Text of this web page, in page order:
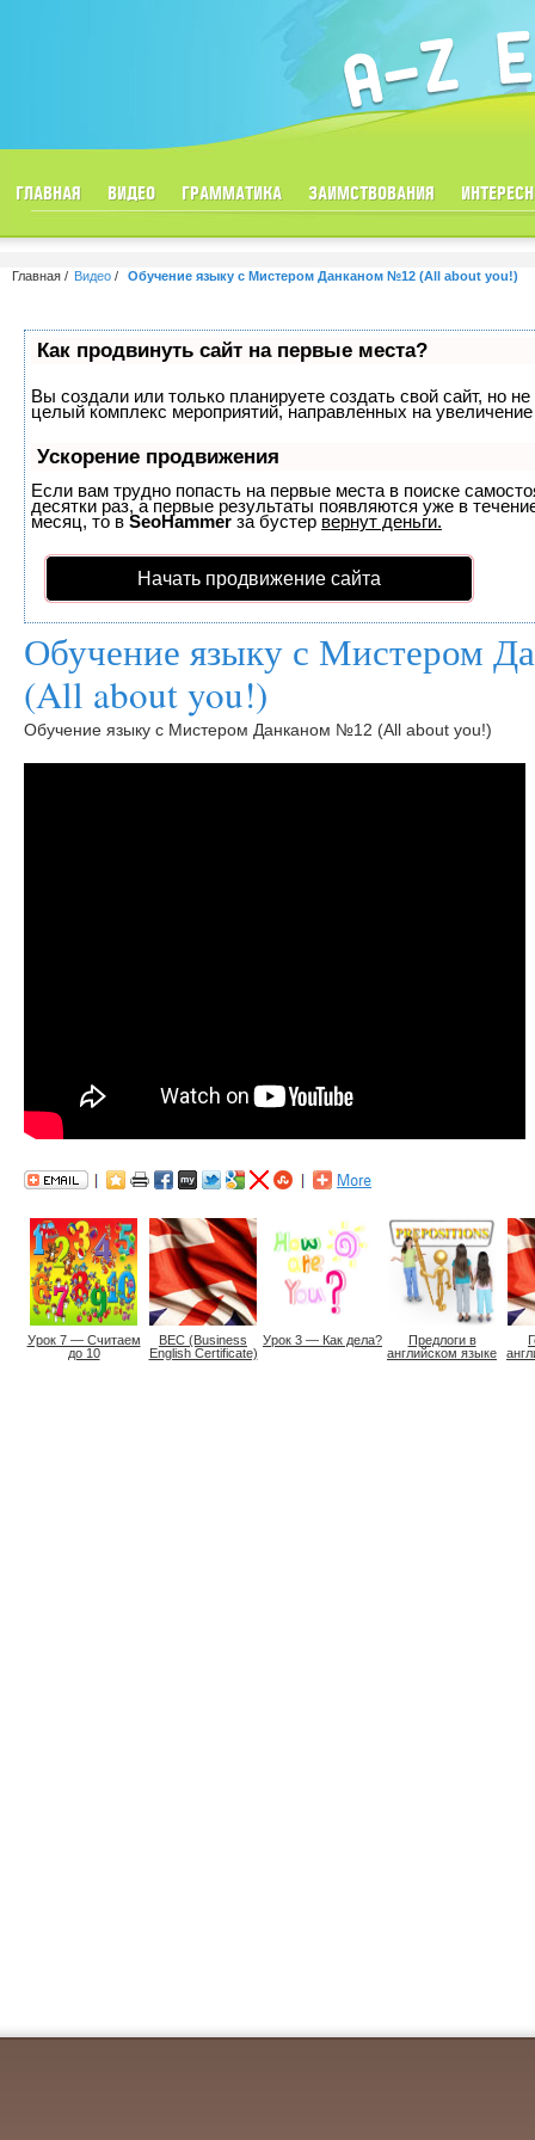
ГЛАВНАЯ ВИДЕО ГРАММАТИКА ЗАИМСТВОВАНИЯ
Главная Видео Обучение языку с Мистером Данканом №12 (All about you!)
Как продвинуть сайт на первые места?
Вы создали или только планируете создать свой сайт, но
целый комплекс мероприятий, направленных на
Ускорение продвижения
Если вам трудно попасть на первые места в поиске
десятки раз, а первые результаты появляются уже в
месяц, то в SeoHammer за бустер вернут деньги.
Начать продвижение сайта
Обучение языку с Мистером
(All about you!)
Обучение языку с Мистером Данканом №12 (All about you!)
Урок 7 — Считаем
до 10
BEC (Business
English Certificate)
Урок 3 — Как дела?
Предлоги в
английском языке